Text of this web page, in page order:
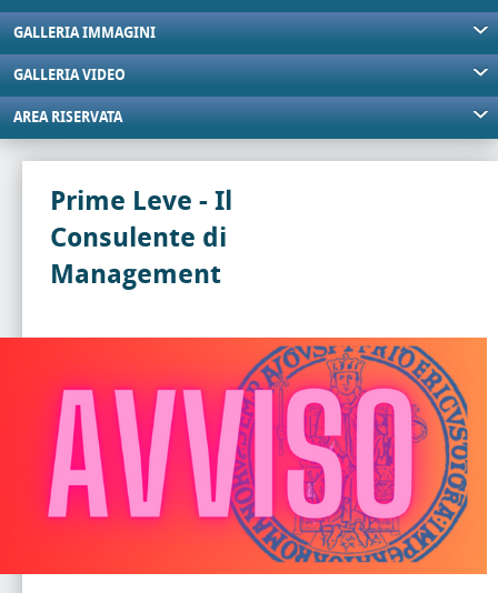
GALLERIA IMMAGINI
GALLERIA VIDEO
AREA RISERVATA
Prime Leve - Il
Consulente di
Management